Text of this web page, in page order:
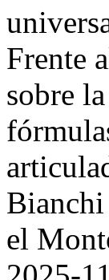
Frente
sobre
Bianchi
el